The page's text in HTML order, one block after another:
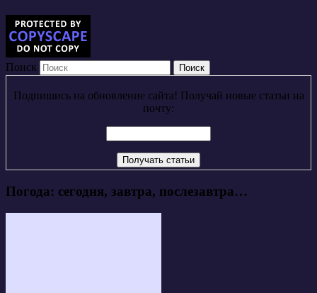
Поиск
Подпишись на обновление сайта! Получай новые статьи на
почту:
Погода: сегодня, завтра, послезавтра…